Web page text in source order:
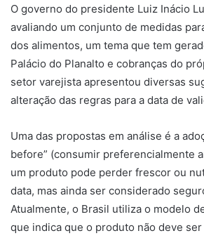
m
m
a
i
O governo do presidente Luiz Inácio
avaliando um conjunto de medidas
dos alimentos, um tema que tem
Palácio do Planalto e cobranças do
setor varejista apresentou diversas
alteração das regras para a data de
Uma das propostas em análise é a
before” (consumir preferencialmente
um produto pode perder frescor ou
data, mas ainda ser considerado
Atualmente, o Brasil utiliza o modelo
que indica que o produto não deve